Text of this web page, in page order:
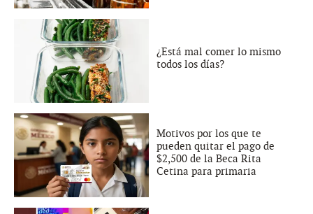
¿Está mal comer lo mismo
todos los días?
Motivos por los que te
pueden quitar el pago de
$2,500 de la Beca Rita
Cetina para primaria